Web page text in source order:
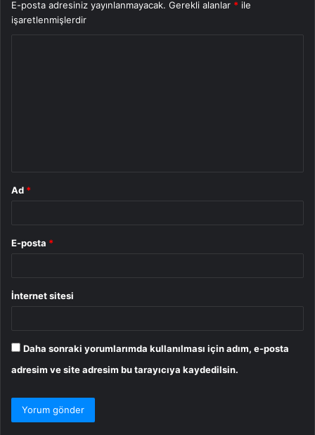
E-posta adresiniz yayınlanmayacak. Gerekli alanlar * ile
işaretlenmişlerdir
Ad *
E-posta *
İnternet sitesi
Daha sonraki yorumlarımda kullanılması için adım, e-posta
adresim ve site adresim bu tarayıcıya kaydedilsin.